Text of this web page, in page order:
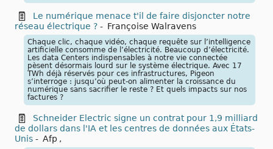
Le numérique menace t'il de faire disjoncter notre
réseau électrique ? - Françoise Walravens
Chaque clic, chaque vidéo, chaque requête sur l’intelligence
artificielle consomme de l’électricité. Beaucoup d’électricité.
Les data Centers indispensables à notre vie connectée
pèsent désormais lourd sur le système électrique. Avec 17
TWh déjà réservés pour ces infrastructures, Pigeon
s’interroge : jusqu’où peut-on alimenter la croissance du
numérique sans sacrifier le reste ? Et quels impacts sur nos
factures ?
Schneider Electric signe un contrat pour 1,9 milliard
de dollars dans l'IA et les centres de données aux États-
Unis - Afp ,